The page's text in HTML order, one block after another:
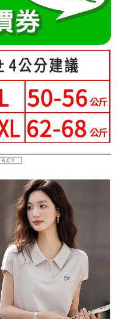
」於每月結算日後寄送繳費提
碼／台灣大直營門市／銀行轉
。
以下簡稱本公司）所提供，讓
，並由商店將買賣／分期付款
帳單繳交帳款。
關係目的，商店將以您的個人
哥大進項蒐集、處理及利用，
認、核對及更正。
oppay.tw/userRule
將跳轉至「AFTEE先享後付」
完成結帳。
。
為交易完成。
但若您需要取消訂單，請聯絡
結帳頁面顯示為準，若有關於
問，請聯繫「AFTEE先享後付
support/home
先享後付」服務完成之交
並將交易相關給付款項請求債
：
監護人之同意方可使用
之損失，本公司不負相關責
帳號之用戶狀況，依本公司即
之情形，本公司將視審查結果
冊。若發現惡意使用之情形，
用額度並採取法律行動。